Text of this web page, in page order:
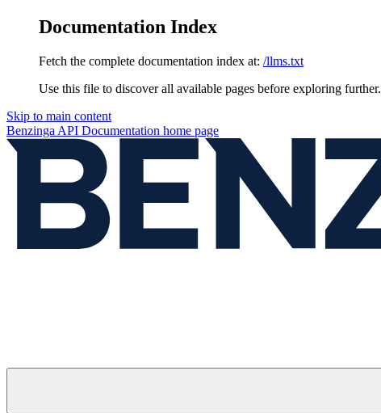
Documentation Index
Fetch the complete documentation index at: /llms.txt
Use this file to discover all available pages before exploring further.
Skip to main content
Benzinga API Documentation home page